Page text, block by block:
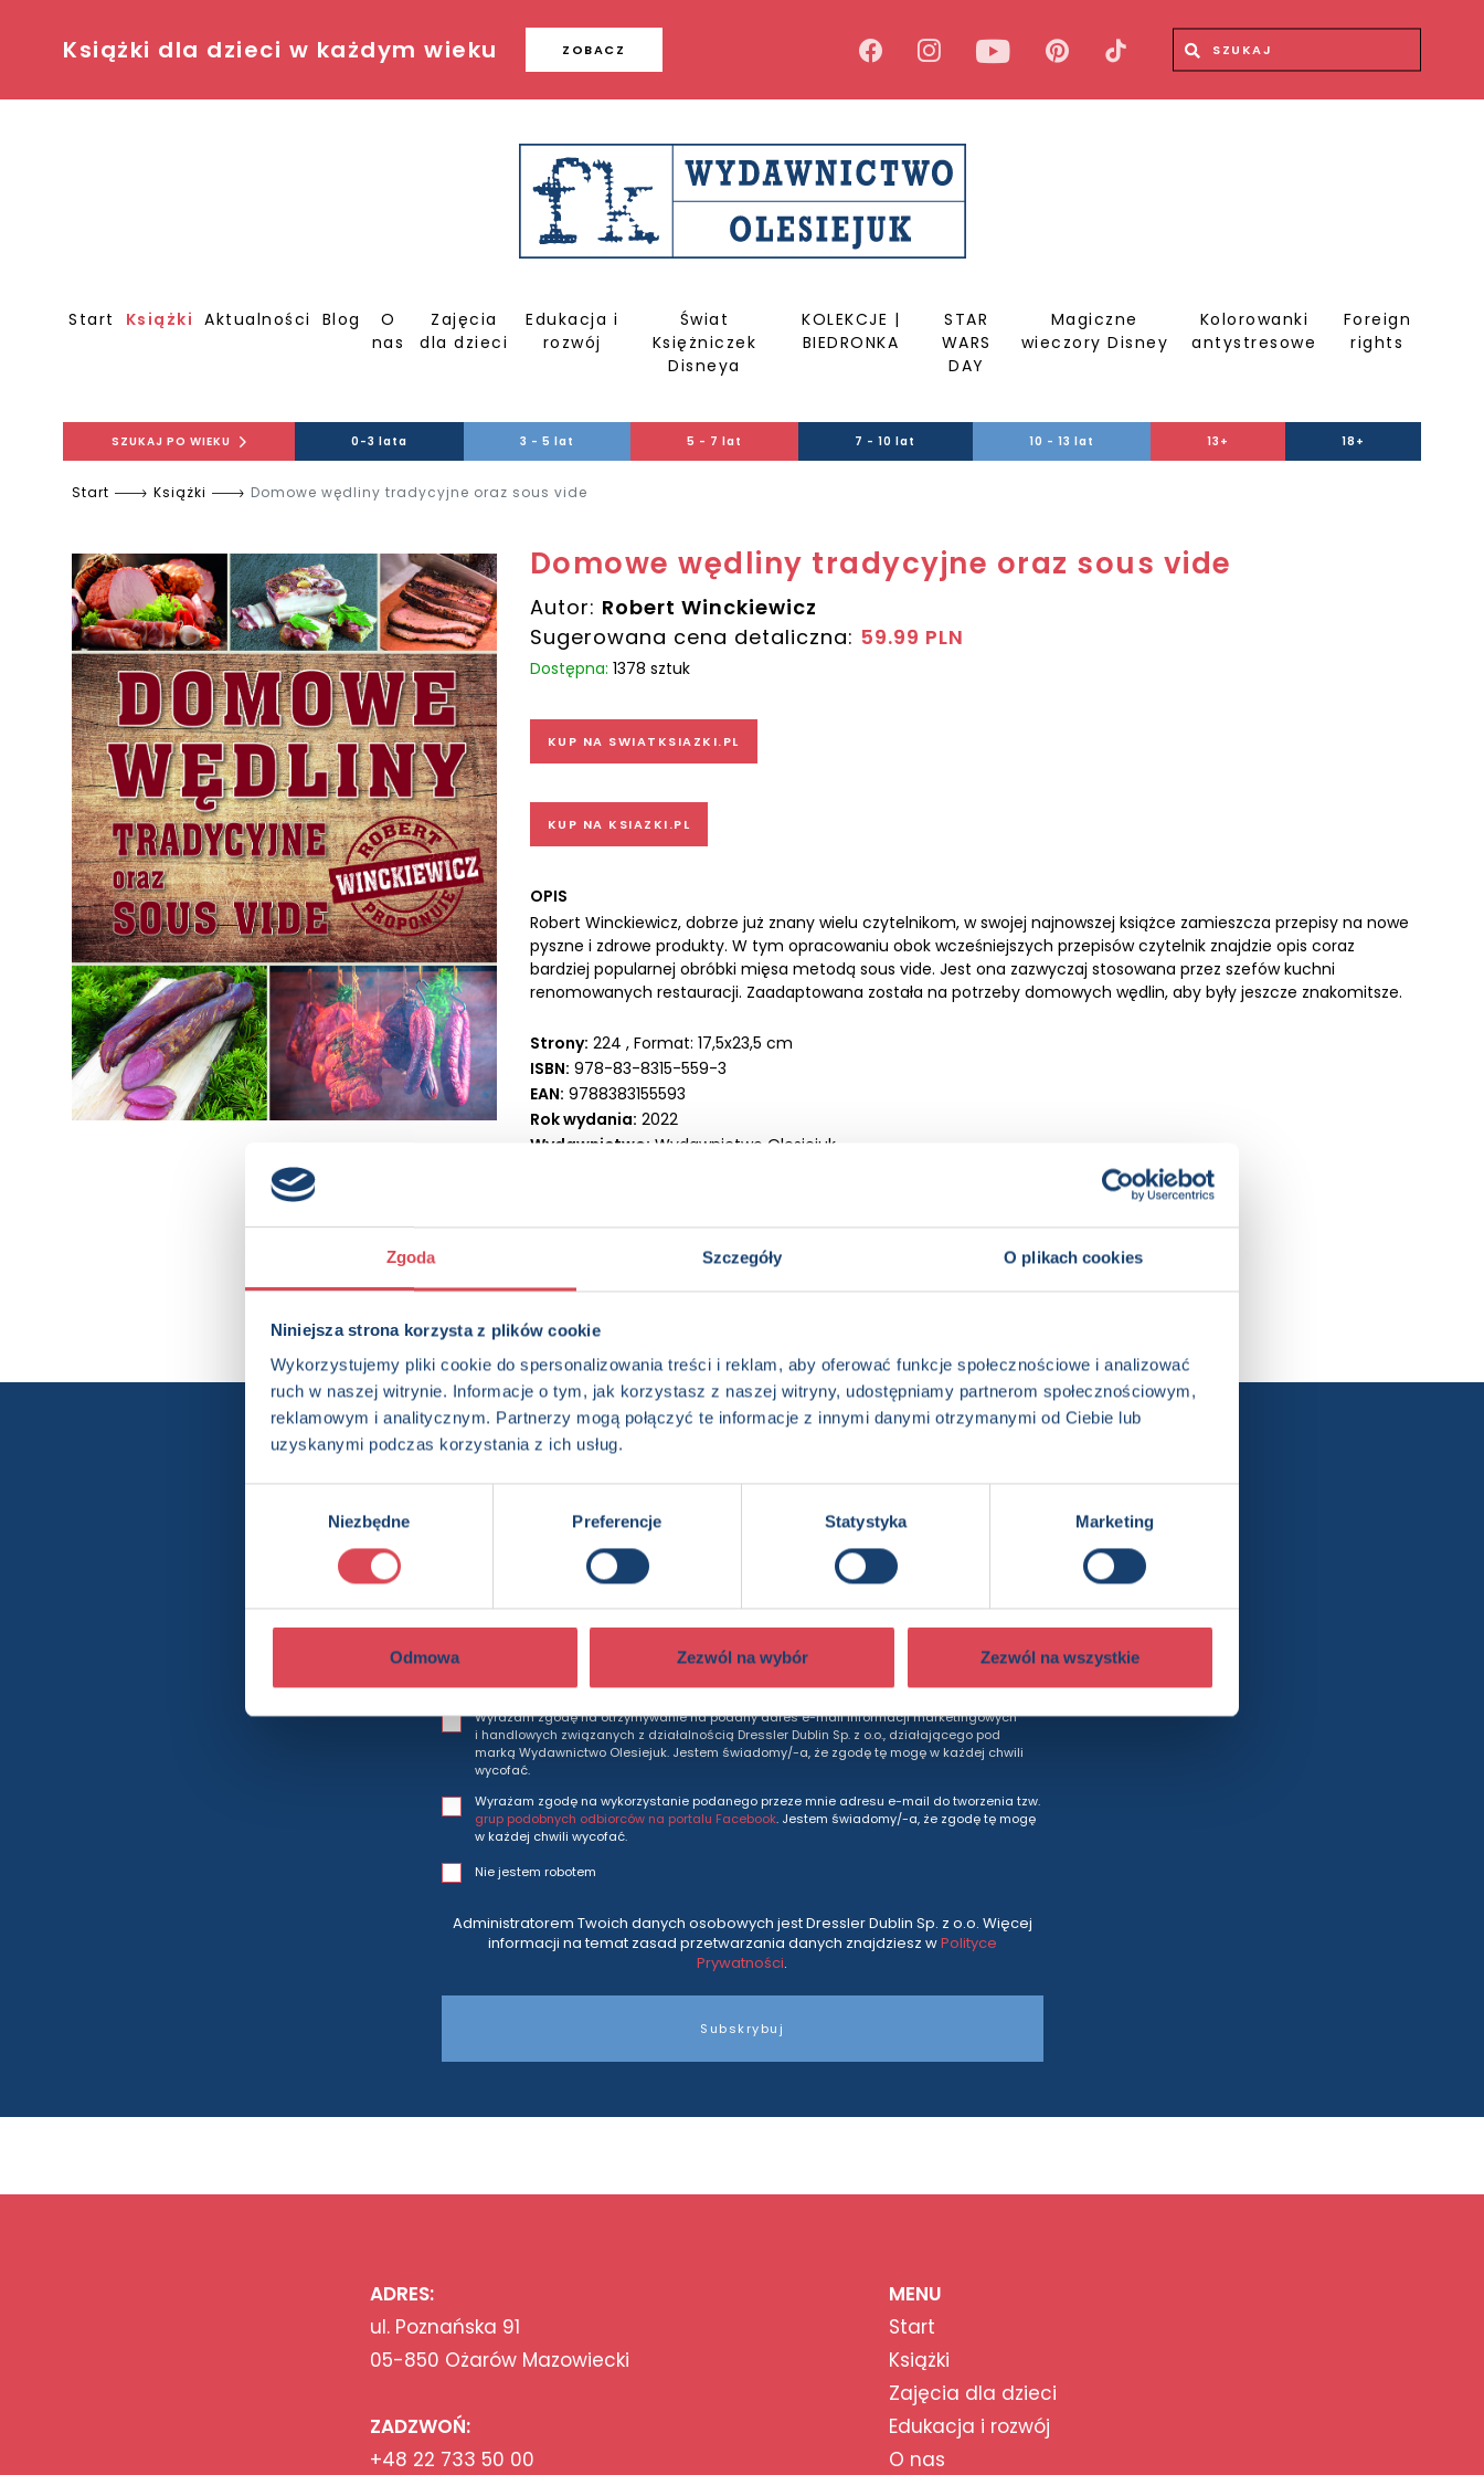
Zgoda Szczegóły O plikach cookies
Niniejsza strona korzysta z plików cookie
Wykorzystujemy pliki cookie do spersonalizowania treści i reklam, aby oferować funkcje społecznościowe i analizować
ruch w naszej witrynie. Informacje o tym, jak korzystasz z naszej witryny, udostępniamy partnerom społecznościowym,
reklamowym i analitycznym. Partnerzy mogą połączyć te informacje z innymi danymi otrzymanymi od Ciebie lub
uzyskanymi podczas korzystania z ich usług.
Niezbędne Preferencje Statystyka Marketing
Odmowa Zezwól na wybór Zezwól na wszystkie
Książki dla dzieci w każdym wieku ZOBACZ Wyszukiwana fraza
Start Książki Aktualności Blog
O
nas
Zajęcia
dla dzieci
Edukacja i
rozwój
Świat
Księżniczek
Disneya
KOLEKCJE |
BIEDRONKA
STAR
WARS
DAY
Magiczne
wieczory Disney
Kolorowanki
antystresowe
Foreign
rights
SZUKAJ PO WIEKU 0-3 lata 3 - 5 lat 5 - 7 lat 7 - 10 lat 10 - 13 lat 13+ 18+
Start Książki Domowe wędliny tradycyjne oraz sous vide
Domowe wędliny tradycyjne oraz sous vide
Autor: Robert Winckiewicz
Sugerowana cena detaliczna: 59.99 PLN
Dostępna: 1378 sztuk
KUP NA SWIATKSIAZKI.PL
KUP NA KSIAZKI.PL
OPIS
Robert Winckiewicz, dobrze już znany wielu czytelnikom, w swojej najnowszej książce zamieszcza przepisy na nowe
pyszne i zdrowe produkty. W tym opracowaniu obok wcześniejszych przepisów czytelnik znajdzie opis coraz
bardziej popularnej obróbki mięsa metodą sous vide. Jest ona zazwyczaj stosowana przez szefów kuchni
renomowanych restauracji. Zaadaptowana została na potrzeby domowych wędlin, aby były jeszcze znakomitsze.
Strony: 224 , Format: 17,5x23,5 cm
ISBN: 978-83-8315-559-3
EAN: 9788383155593
Rok wydania: 2022
Wydawnictwo: Wydawnictwo Olesiejuk
Chcesz wiedzieć więcej? Zapisz się do newslettera
Będziesz otrzymywać wszytkie nasze nowości i oferty
prosto do Twojej skrzynki odbiorczej.
Wyrażam zgodę na otrzymywanie na podany adres e-mail informacji marketingowych
i handlowych związanych z działalnością Dressler Dublin Sp. z o.o., działającego pod
marką Wydawnictwo Olesiejuk. Jestem świadomy/-a, że zgodę tę mogę w każdej chwili
wycofać.
Wyrażam zgodę na wykorzystanie podanego przeze mnie adresu e-mail do tworzenia tzw.
grup podobnych odbiorców na portalu Facebook. Jestem świadomy/-a, że zgodę tę mogę
w każdej chwili wycofać.
Nie jestem robotem
Administratorem Twoich danych osobowych jest Dressler Dublin Sp. z o.o. Więcej
informacji na temat zasad przetwarzania danych znajdziesz wPolityce
Prywatności.
Subskrybuj
ADRES:
ul. Poznańska 91
05-850 Ożarów Mazowiecki
ZADZWOŃ:
+48 22 733 50 00
MENU
Start
Książki
Zajęcia dla dzieci
Edukacja i rozwój
O nas